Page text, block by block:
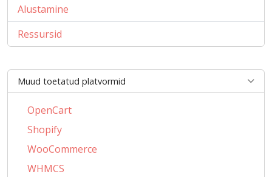
Alustamine
Ressursid
Muud toetatud platvormid
OpenCart
Shopify
WooCommerce
WHMCS